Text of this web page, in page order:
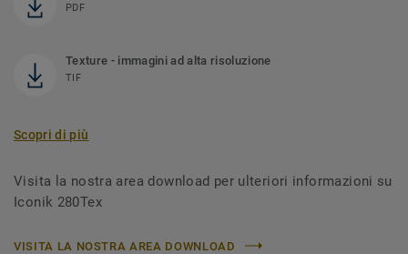
PDF
Texture - immagini ad alta risoluzione
TIF
Scopri di più
Visita la nostra area download per ulteriori informazioni su
Iconik 280Tex
VISITA LA NOSTRA AREA DOWNLOAD